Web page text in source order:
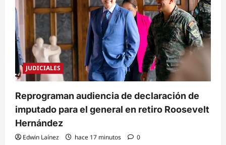
JUDICIALES
Reprograman audiencia de declaración de
imputado para el general en retiro Roosevelt
Hernández
Edwin Laínez hace 17 minutos 0